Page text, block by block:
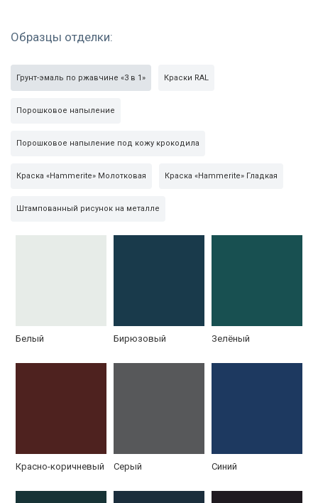
Образцы отделки:
Грунт-эмаль по ржавчине «3 в 1» Краски RAL
Порошковое напыление
Порошковое напыление под кожу крокодила
Краска «Hammerite» Молотковая Краска «Hammerite» Гладкая
Штампованный рисунок на металле
Белый Бирюзовый Зелёный
Красно-коричневый Серый Синий